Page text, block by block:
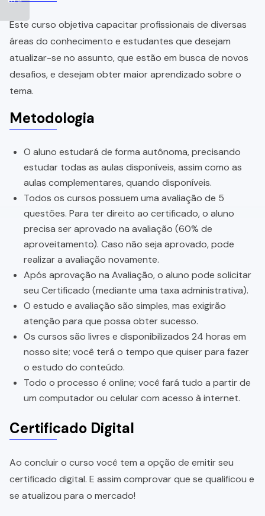
Este curso objetiva capacitar profissionais de diversas
áreas do conhecimento e estudantes que desejam
atualizar-se no assunto, que estão em busca de novos
desafios, e desejam obter maior aprendizado sobre o
tema.
Metodologia
O aluno estudará de forma autônoma, precisando
estudar todas as aulas disponíveis, assim como as
aulas complementares, quando disponíveis.
Todos os cursos possuem uma avaliação de 5
questões. Para ter direito ao certificado, o aluno
precisa ser aprovado na avaliação (60% de
aproveitamento). Caso não seja aprovado, pode
realizar a avaliação novamente.
Após aprovação na Avaliação, o aluno pode solicitar
seu Certificado (mediante uma taxa administrativa).
O estudo e avaliação são simples, mas exigirão
atenção para que possa obter sucesso.
Os cursos são livres e disponibilizados 24 horas em
nosso site; você terá o tempo que quiser para fazer
o estudo do conteúdo.
Todo o processo é online; você fará tudo a partir de
um computador ou celular com acesso à internet.
Certificado Digital
Ao concluir o curso você tem a opção de emitir seu
certificado digital. E assim comprovar que se qualificou e
se atualizou para o mercado!